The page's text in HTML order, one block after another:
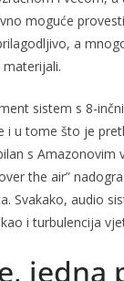
moguće
a
sistem s 8-
u tome što je
s Amazonovim
the air”
Svakako, audio
i turbulencija
jedna